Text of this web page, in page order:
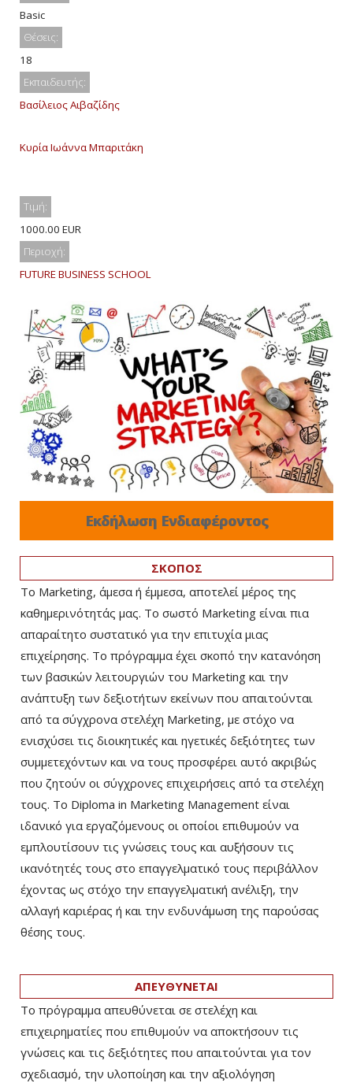
Basic
Θέσεις:
18
Εκπαιδευτής:
Βασίλειος Αιβαζίδης
Κυρία Ιωάννα Μπαριτάκη
Τιμή:
1000.00 EUR
Περιοχή:
FUTURE BUSINESS SCHOOL
Εκδήλωση Ενδιαφέροντος
ΣΚΟΠΟΣ
Το Marketing, άμεσα ή έμμεσα, αποτελεί μέρος της
καθημερινότητάς μας. Το σωστό Marketing είναι πια
απαραίτητο συστατικό για την επιτυχία μιας
επιχείρησης. Το πρόγραμμα έχει σκοπό την κατανόηση
των βασικών λειτουργιών του Marketing και την
ανάπτυξη των δεξιοτήτων εκείνων που απαιτούνται
από τα σύγχρονα στελέχη Marketing, με στόχο να
ενισχύσει τις διοικητικές και ηγετικές δεξιότητες των
συμμετεχόντων και να τους προσφέρει αυτό ακριβώς
που ζητούν οι σύγχρονες επιχειρήσεις από τα στελέχη
τους. Το Diploma in Marketing Management είναι
ιδανικό για εργαζόμενους οι οποίοι επιθυμούν να
εμπλουτίσουν τις γνώσεις τους και αυξήσουν τις
ικανότητές τους στο επαγγελματικό τους περιβάλλον
έχοντας ως στόχο την επαγγελματική ανέλιξη, την
αλλαγή καριέρας ή και την ενδυνάμωση της παρούσας
θέσης τους.
ΑΠΕΥΘΥΝΕΤΑΙ
Το πρόγραμμα απευθύνεται σε στελέχη και
επιχειρηματίες που επιθυμούν να αποκτήσουν τις
γνώσεις και τις δεξιότητες που απαιτούνται για τον
σχεδιασμό, την υλοποίηση και την αξιολόγηση